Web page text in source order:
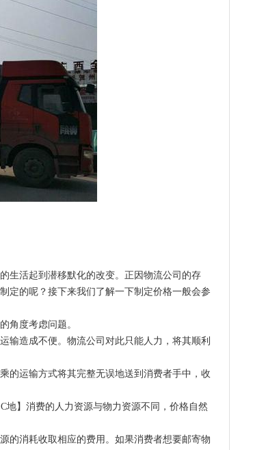
生活起到潜移默化的改变。正因物流公司的存
定的呢？接下来我们了解一下制定价格一般会参
角度考虑问题。
造成不便。物流公司对此只能人力，将其顺利
的运输方式将其完整无误地送到消费者手中，收
】消费的人力资源与物力资源不同，价格自然
的消耗收取相应的费用。如果消费者想要邮寄物